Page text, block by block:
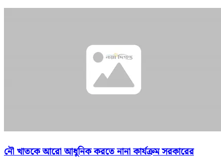
নৌ খাতকে আরো আধুনিক করতে নানা কার্যক্রম সরকারের